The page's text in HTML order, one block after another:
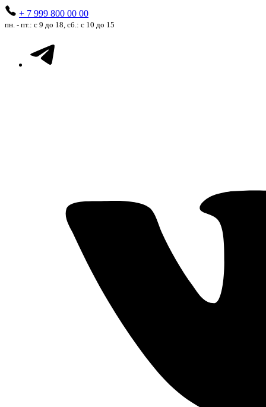
+ 7 999 800 00 00
пн. - пт.: с 9 до 18, сб.: с 10 до 15